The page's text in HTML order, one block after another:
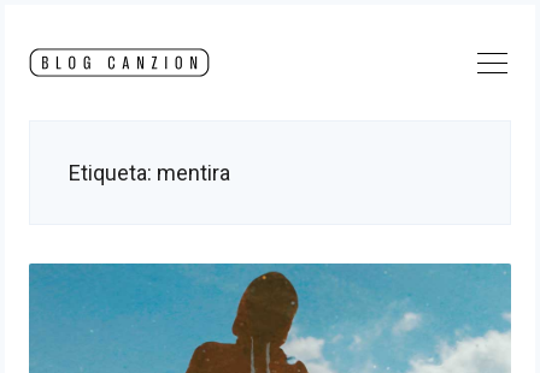
content
Etiqueta: mentira